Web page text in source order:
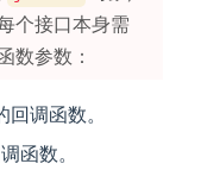
个接口本身需
数参数：
调函数。
函数。